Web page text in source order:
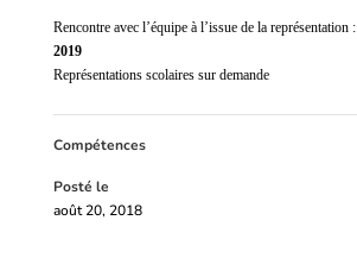
Rencontre avec l’équipe à l’issue de la représentation :
2019
Représentations scolaires sur demande
Compétences
Posté le
août 20, 2018